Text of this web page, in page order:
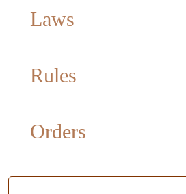
Laws
Rules
Orders